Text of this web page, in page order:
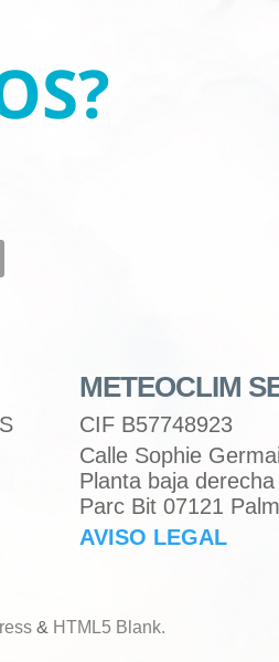
METEOCLIM
CIF B57748923
Calle Sophie
Planta baja derecha
Parc Bit 07121
AVISO LEGAL
& HTML5 Blank.